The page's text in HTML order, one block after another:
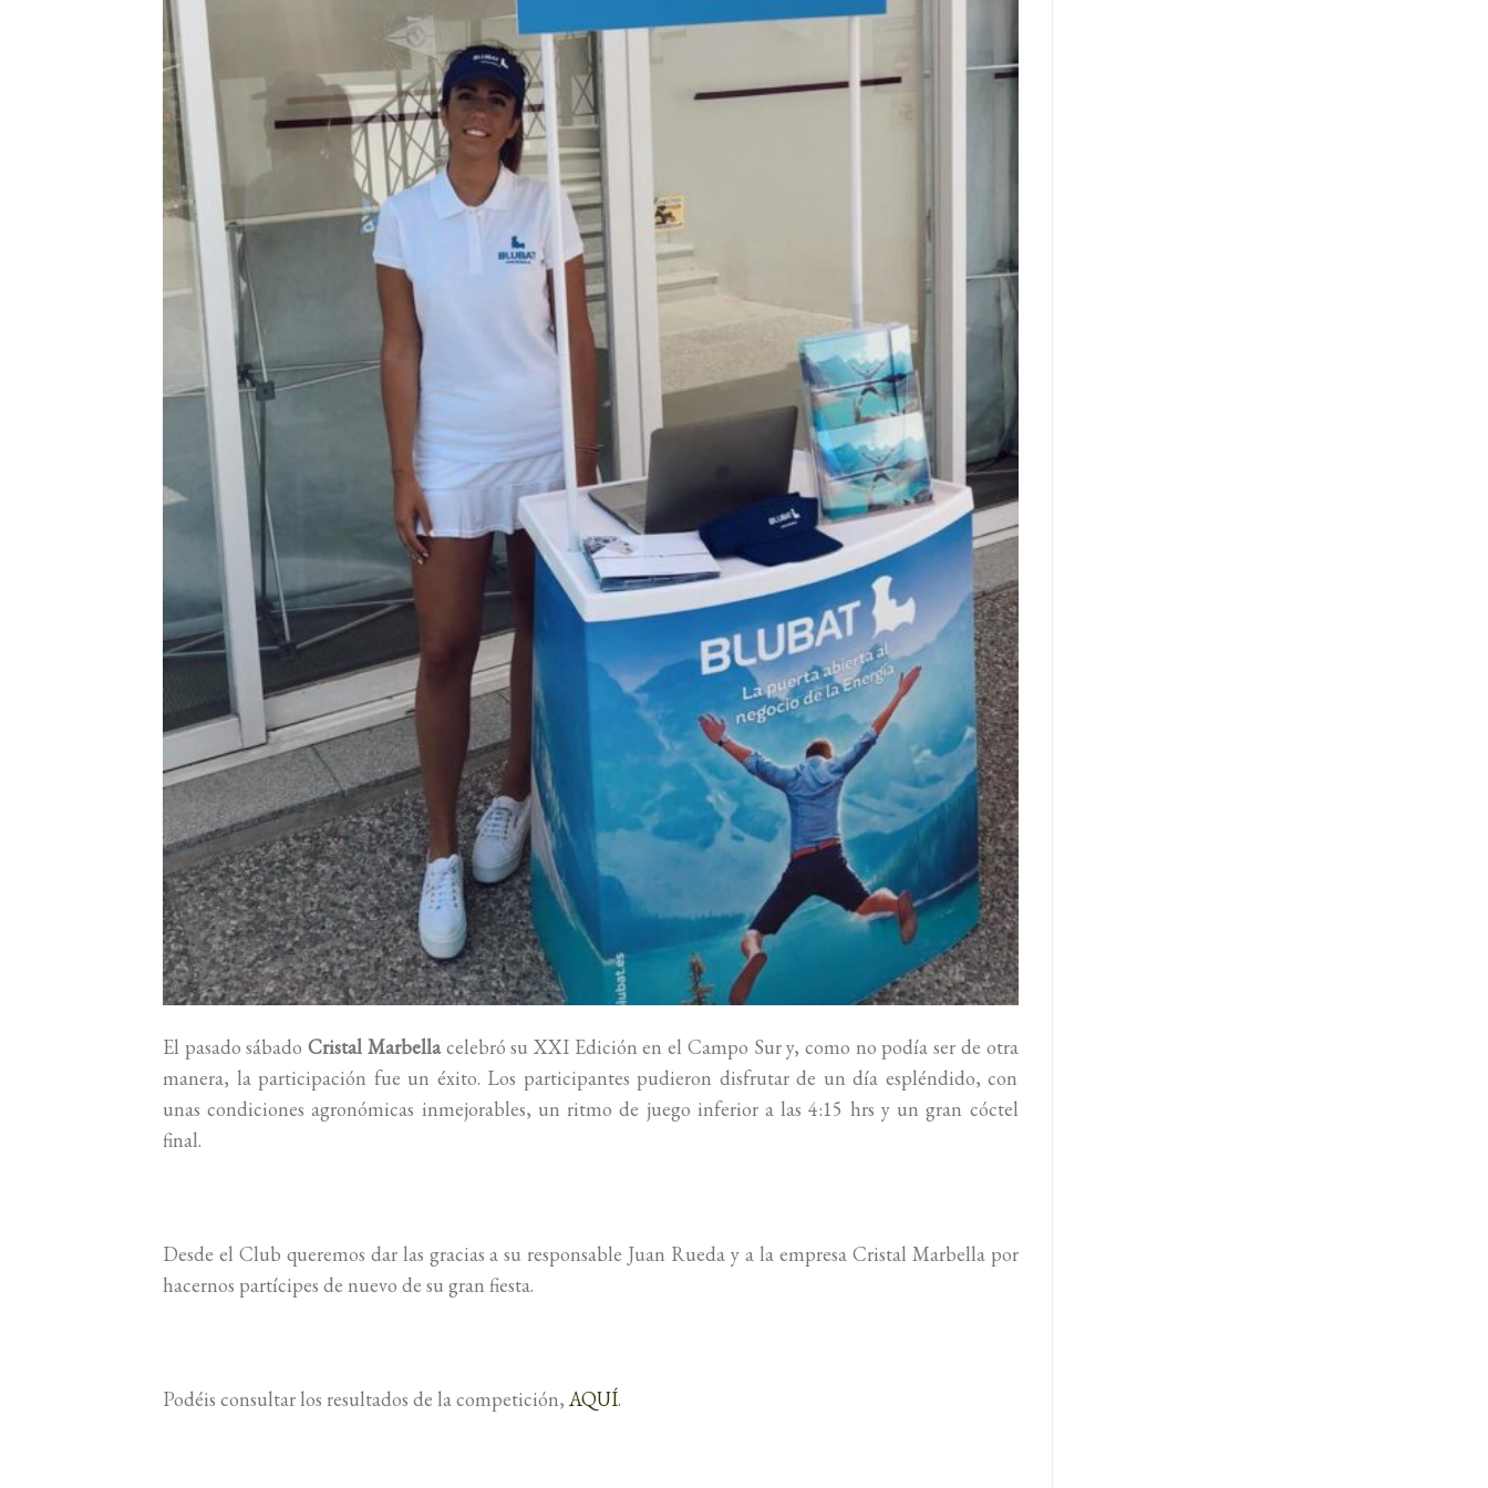
El pasado sábadoCristal Marbellacelebró su XXI Edición en el Campo Sur y, como no podía ser de otra
manera, la participación fue un éxito. Los participantes pudieron disfrutar de un día espléndido, con
unas condiciones agronómicas inmejorables, un ritmo de juego inferior a las 4:15 hrs y un gran cóctel
final.
Desde el Club queremos dar las gracias a su responsable Juan Rueda y a la empresa Cristal Marbella por
hacernos partícipes de nuevo de su gran fiesta.
Podéis consultar los resultados de la competición, AQUÍ.